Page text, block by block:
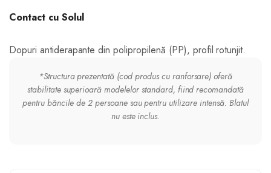
Contact cu Solul
Dopuri antiderapante din polipropilenă (PP), profil rotunjit.
*Structura prezentată (cod produs cu ranforsare) oferă
stabilitate superioară modelelor standard, fiind recomandată
pentru băncile de 2 persoane sau pentru utilizare intensă. Blatul
nu este inclus.